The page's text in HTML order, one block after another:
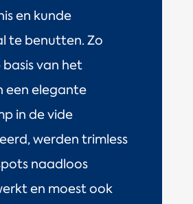
en kunde
te benutten. Zo
van het
een elegante
in de vide
werden trimless
naadloos
en moest ook